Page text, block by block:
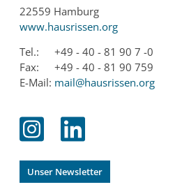
22559 Hamburg
www.hausrissen.org
Tel.:
+49 - 40 - 81 90 7 -0
Fax:
+49 - 40 - 81 90 759
E-Mail: mail@hausrissen.org
Unser Newsletter